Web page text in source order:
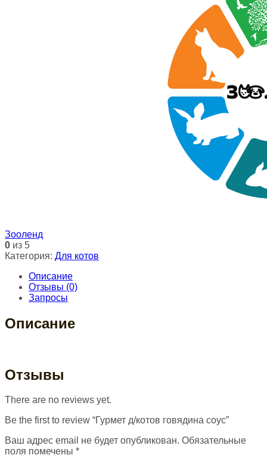
Зооленд
0 из 5
Категория: Для котов
Описание
Отзывы (0)
Запросы
Описание
Отзывы
There are no reviews yet.
Be the first to review “Гурмет д/котов говядина соус”
Ваш адрес email не будет опубликован. Обязательные
поля помечены *